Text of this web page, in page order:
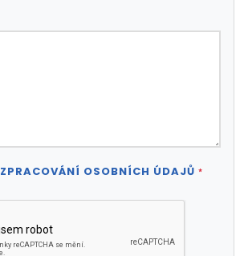
ZPRACOVÁNÍ OSOBNÍCH ÚDAJŮ *